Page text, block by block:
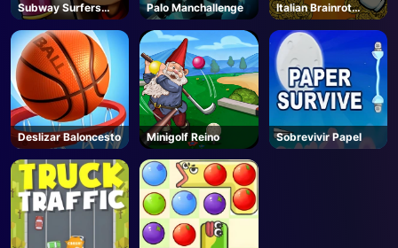
Subway Surfers
Barcelona
Palo Manchallenge
Italian Brainrot
Clicker 2
Deslizar Baloncesto Minigolf Reino Sobrevivir Papel